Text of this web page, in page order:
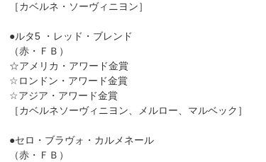
［カベルネ・ソーヴィニヨン］
●ルタ5 ・レッド・ブレンド
（赤・ＦＢ）
☆アメリカ・アワード金賞
☆ロンドン・アワード金賞
☆アジア・アワード金賞
［カベルネソーヴィニヨン、メルロー、マルベック］
●セロ・ブラヴォ・カルメネール
（赤・ＦＢ）